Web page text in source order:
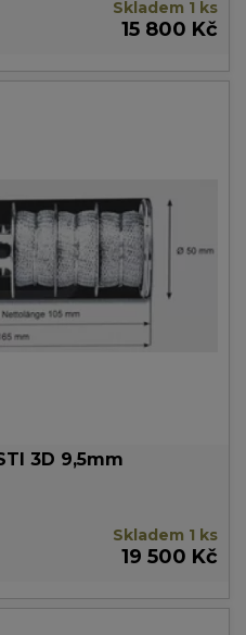
Skladem 1 ks
15 800 Kč
3D 9,5mm
Skladem 1 ks
19 500 Kč